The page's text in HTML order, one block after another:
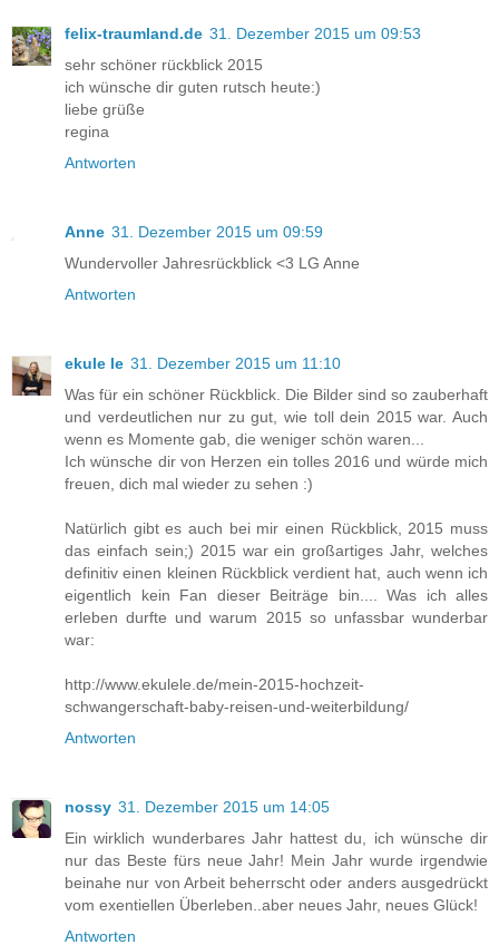
felix-traumland.de 31. Dezember 2015 um 09:53
sehr schöner rückblick 2015
ich wünsche dir guten rutsch heute:)
liebe grüße
regina
Antworten
Anne 31. Dezember 2015 um 09:59
Wundervoller Jahresrückblick <3 LG Anne
Antworten
ekule le 31. Dezember 2015 um 11:10
Was für ein schöner Rückblick. Die Bilder sind so zauberhaft
und verdeutlichen nur zu gut, wie toll dein 2015 war. Auch
wenn es Momente gab, die weniger schön waren...
Ich wünsche dir von Herzen ein tolles 2016 und würde mich
freuen, dich mal wieder zu sehen :)
Natürlich gibt es auch bei mir einen Rückblick, 2015 muss
das einfach sein;) 2015 war ein großartiges Jahr, welches
definitiv einen kleinen Rückblick verdient hat, auch wenn ich
eigentlich kein Fan dieser Beiträge bin.... Was ich alles
erleben durfte und warum 2015 so unfassbar wunderbar
war:
http://www.ekulele.de/mein-2015-hochzeit-
schwangerschaft-baby-reisen-und-weiterbildung/
Antworten
nossy 31. Dezember 2015 um 14:05
Ein wirklich wunderbares Jahr hattest du, ich wünsche dir
nur das Beste fürs neue Jahr! Mein Jahr wurde irgendwie
beinahe nur von Arbeit beherrscht oder anders ausgedrückt
vom exentiellen Überleben..aber neues Jahr, neues Glück!
Antworten